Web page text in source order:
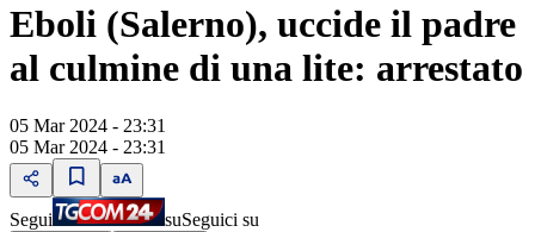
Eboli (Salerno), uccide il padre
al culmine di una lite: arrestato
05 Mar 2024 - 23:31
05 Mar 2024 - 23:31
Segui suSeguici su